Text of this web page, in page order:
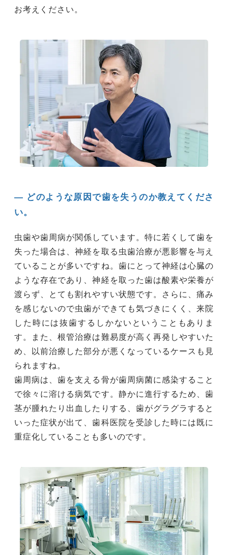
お考えください。
― どのような原因で歯を失うのか教えてくださ
い。
虫歯や歯周病が関係しています。特に若くして歯を
失った場合は、神経を取る虫歯治療が悪影響を与え
ていることが多いですね。歯にとって神経は心臓の
ような存在であり、神経を取った歯は酸素や栄養が
渡らず、とても割れやすい状態です。さらに、痛み
を感じないので虫歯ができても気づきにくく、来院
した時には抜歯するしかないということもありま
す。また、根管治療は難易度が高く再発しやすいた
め、以前治療した部分が悪くなっているケースも見
られますね。
歯周病は、歯を支える骨が歯周病菌に感染すること
で徐々に溶ける病気です。静かに進行するため、歯
茎が腫れたり出血したりする、歯がグラグラすると
いった症状が出て、歯科医院を受診した時には既に
重症化していることも多いのです。